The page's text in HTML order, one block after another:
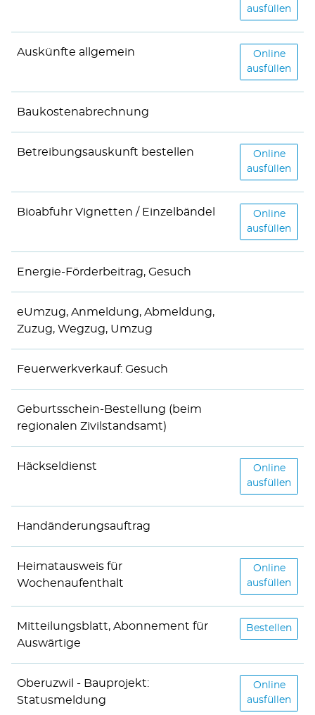
ausfüllen
Auskünfte allgemein Auskünfte
Online
ausfüllen
Baukostenabrechnung
Betreibungsauskunft bestellen
Online
ausfüllen
Bioabfuhr Vignetten / Einzelbändel Bioabfuhr
Online
ausfüllen
Energie-Förderbeitrag, Gesuch
eUmzug, Anmeldung, Abmeldung,
Zuzug, Wegzug, Umzug
Feuerwerkverkauf: Gesuch
Geburtsschein-Bestellung (beim
regionalen Zivilstandsamt)
Häckseldienst
Online
ausfüllen
Handänderungsauftrag
Heimatausweis für
Wochenaufenthalt
Online
ausfüllen
Mitteilungsblatt, Abonnement für
Auswärtige
Bestellen
Oberuzwil - Bauprojekt:
Statusmeldung
Oberuzwil -
Online
ausfüllen